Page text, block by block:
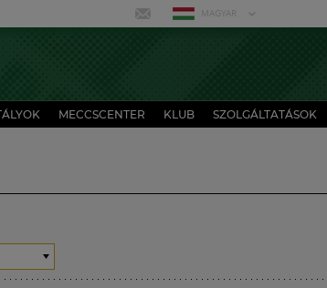
MAGYAR
MECCSCENTER KLUB SZOLGÁLTATÁSOK